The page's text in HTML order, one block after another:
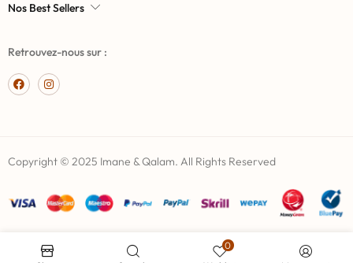
Nos Best Sellers
Retrouvez-nous sur :
Copyright © 2025 Imane & Qalam. All Rights Reserved
0